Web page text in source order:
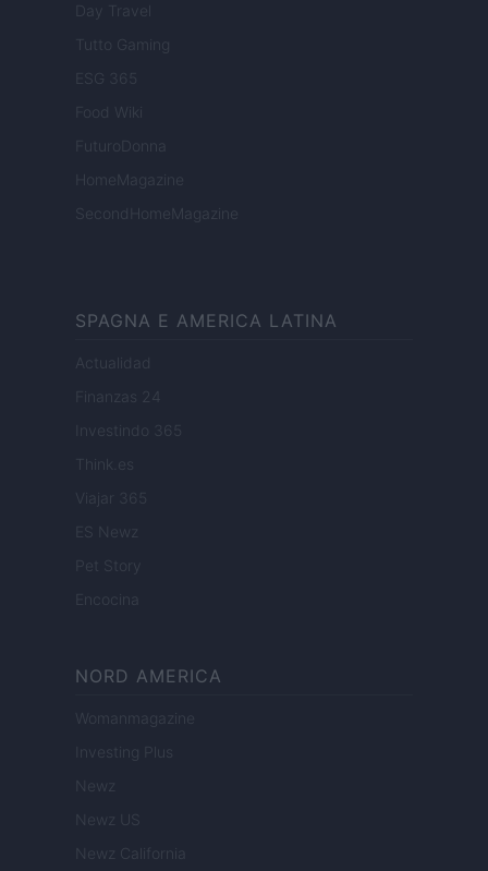
Day Travel
Tutto Gaming
ESG 365
Food Wiki
FuturoDonna
HomeMagazine
SecondHomeMagazine
SPAGNA E AMERICA LATINA
Actualidad
Finanzas 24
Investindo 365
Think.es
Viajar 365
ES Newz
Pet Story
Encocina
NORD AMERICA
Womanmagazine
Investing Plus
Newz
Newz US
Newz California